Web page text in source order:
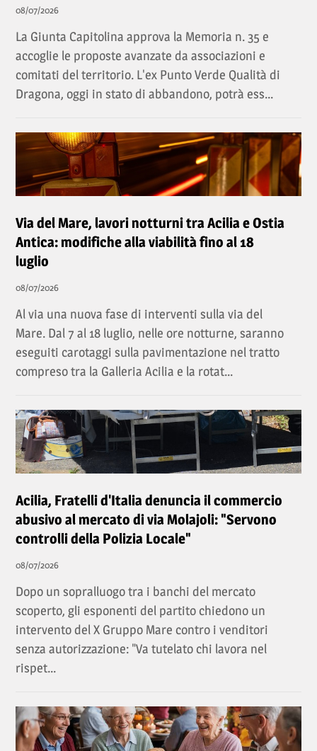
08/07/2026
La Giunta Capitolina approva la Memoria n. 35 e
accoglie le proposte avanzate da associazioni e
comitati del territorio. L'ex Punto Verde Qualità di
Dragona, oggi in stato di abbandono, potrà ess...
Via del Mare, lavori notturni tra Acilia e Ostia
Antica: modifiche alla viabilità fino al 18
luglio
08/07/2026
Al via una nuova fase di interventi sulla via del
Mare. Dal 7 al 18 luglio, nelle ore notturne, saranno
eseguiti carotaggi sulla pavimentazione nel tratto
compreso tra la Galleria Acilia e la rotat...
Acilia, Fratelli d'Italia denuncia il commercio
abusivo al mercato di via Molajoli: "Servono
controlli della Polizia Locale"
08/07/2026
Dopo un sopralluogo tra i banchi del mercato
scoperto, gli esponenti del partito chiedono un
intervento del X Gruppo Mare contro i venditori
senza autorizzazione: "Va tutelato chi lavora nel
rispet...